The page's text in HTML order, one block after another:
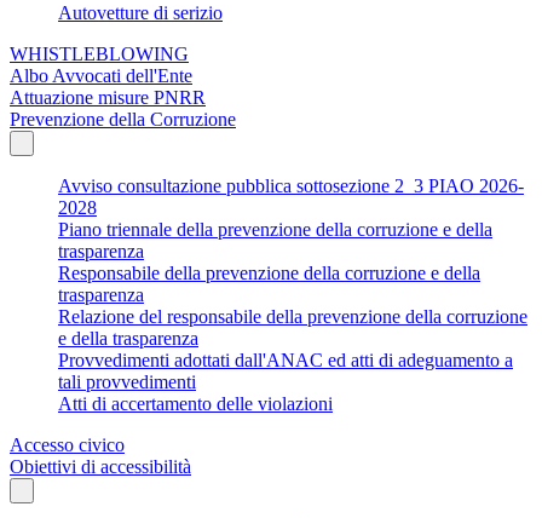
Autovetture di serizio
WHISTLEBLOWING
Albo Avvocati dell'Ente
Attuazione misure PNRR
Prevenzione della Corruzione
Avviso consultazione pubblica sottosezione 2_3 PIAO 2026-
2028
Piano triennale della prevenzione della corruzione e della
trasparenza
Responsabile della prevenzione della corruzione e della
trasparenza
Relazione del responsabile della prevenzione della corruzione
e della trasparenza
Provvedimenti adottati dall'ANAC ed atti di adeguamento a
tali provvedimenti
Atti di accertamento delle violazioni
Accesso civico
Obiettivi di accessibilità